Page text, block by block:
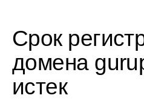
Срок
домена
истек